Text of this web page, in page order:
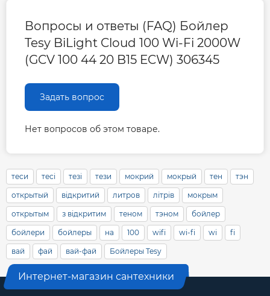
Вопросы и ответы (FAQ) Бойлер
Tesy BiLight Cloud 100 Wi-Fi 2000W
(GCV 100 44 20 B15 ECW) 306345
Задать вопрос
Нет вопросов об этом товаре.
теси тесі тезі тези мокрий мокрый тен тэн
открытый відкритий литров літрів мокрым
открытым з відкритим теном тэном бойлер
бойлери бойлеры на 100 wifi wi-fi wi fi
вай фай вай-фай Бойлеры Tesy
Интернет-магазин сантехники